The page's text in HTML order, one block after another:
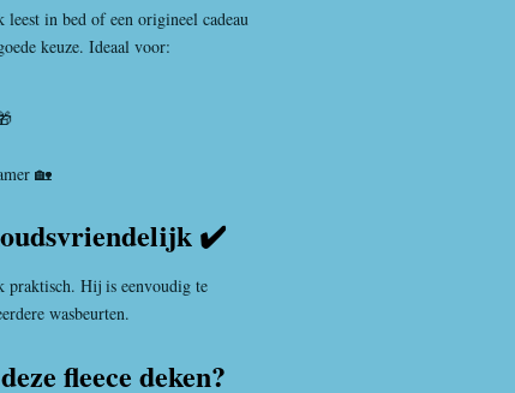
in bed of een origineel cadeau
keuze. Ideaal voor:
🏡
✔️
praktisch. Hij is eenvoudig te
wasbeurten.
fleece deken?